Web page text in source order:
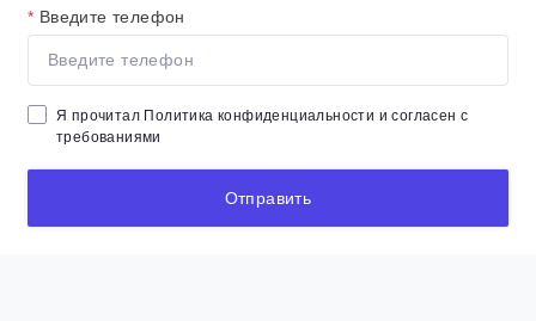
* Введите телефон
Я прочитал Политика конфиденциальности и согласен с
требованиями
Отправить